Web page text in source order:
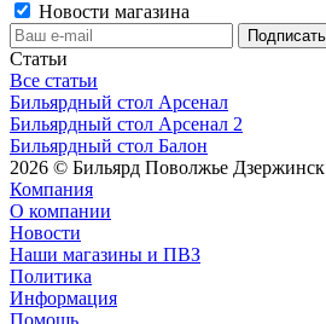
Новости магазина
Статьи
Все статьи
Бильярдный стол Арсенал
Бильярдный стол Арсенал 2
Бильярдный стол Балон
2026 © Бильярд Поволжье Дзержинск
Компания
О компании
Новости
Наши магазины и ПВЗ
Политика
Информация